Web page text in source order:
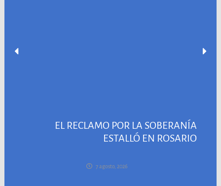
EL RECLAMO POR LA SOBERANÍA
ESTALLÓ EN ROSARIO
7 agosto, 2026